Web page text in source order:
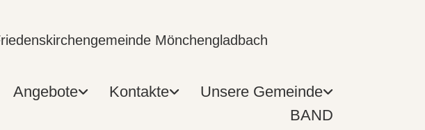
Mönchengladbach
Angebote Kontakte
Unsere Gemeinde
BAND